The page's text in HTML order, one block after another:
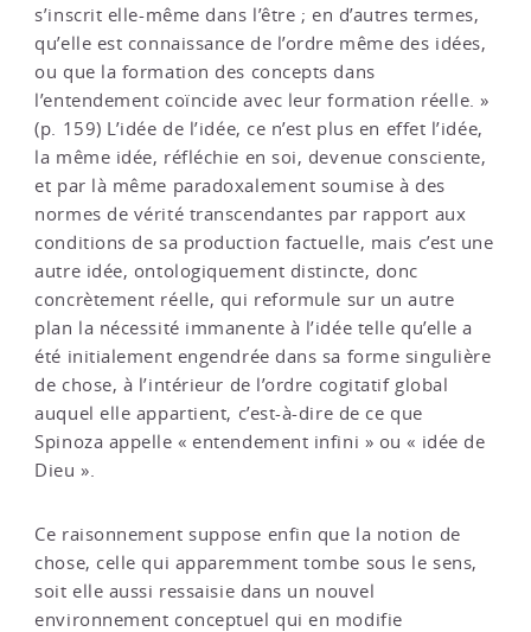
s’inscrit elle-même dans l’être ; en d’autres termes,
qu’elle est connaissance de l’ordre même des idées,
ou que la formation des concepts dans
l’entendement coïncide avec leur formation réelle. »
(p. 159) L’idée de l’idée, ce n’est plus en effet l’idée,
la même idée, réfléchie en soi, devenue consciente,
et par là même paradoxalement soumise à des
normes de vérité transcendantes par rapport aux
conditions de sa production factuelle, mais c’est une
autre idée, ontologiquement distincte, donc
concrètement réelle, qui reformule sur un autre
plan la nécessité immanente à l’idée telle qu’elle a
été initialement engendrée dans sa forme singulière
de chose, à l’intérieur de l’ordre cogitatif global
auquel elle appartient, c’est-à-dire de ce que
Spinoza appelle « entendement infini » ou « idée de
Dieu ».
Ce raisonnement suppose enfin que la notion de
chose, celle qui apparemment tombe sous le sens,
soit elle aussi ressaisie dans un nouvel
environnement conceptuel qui en modifie